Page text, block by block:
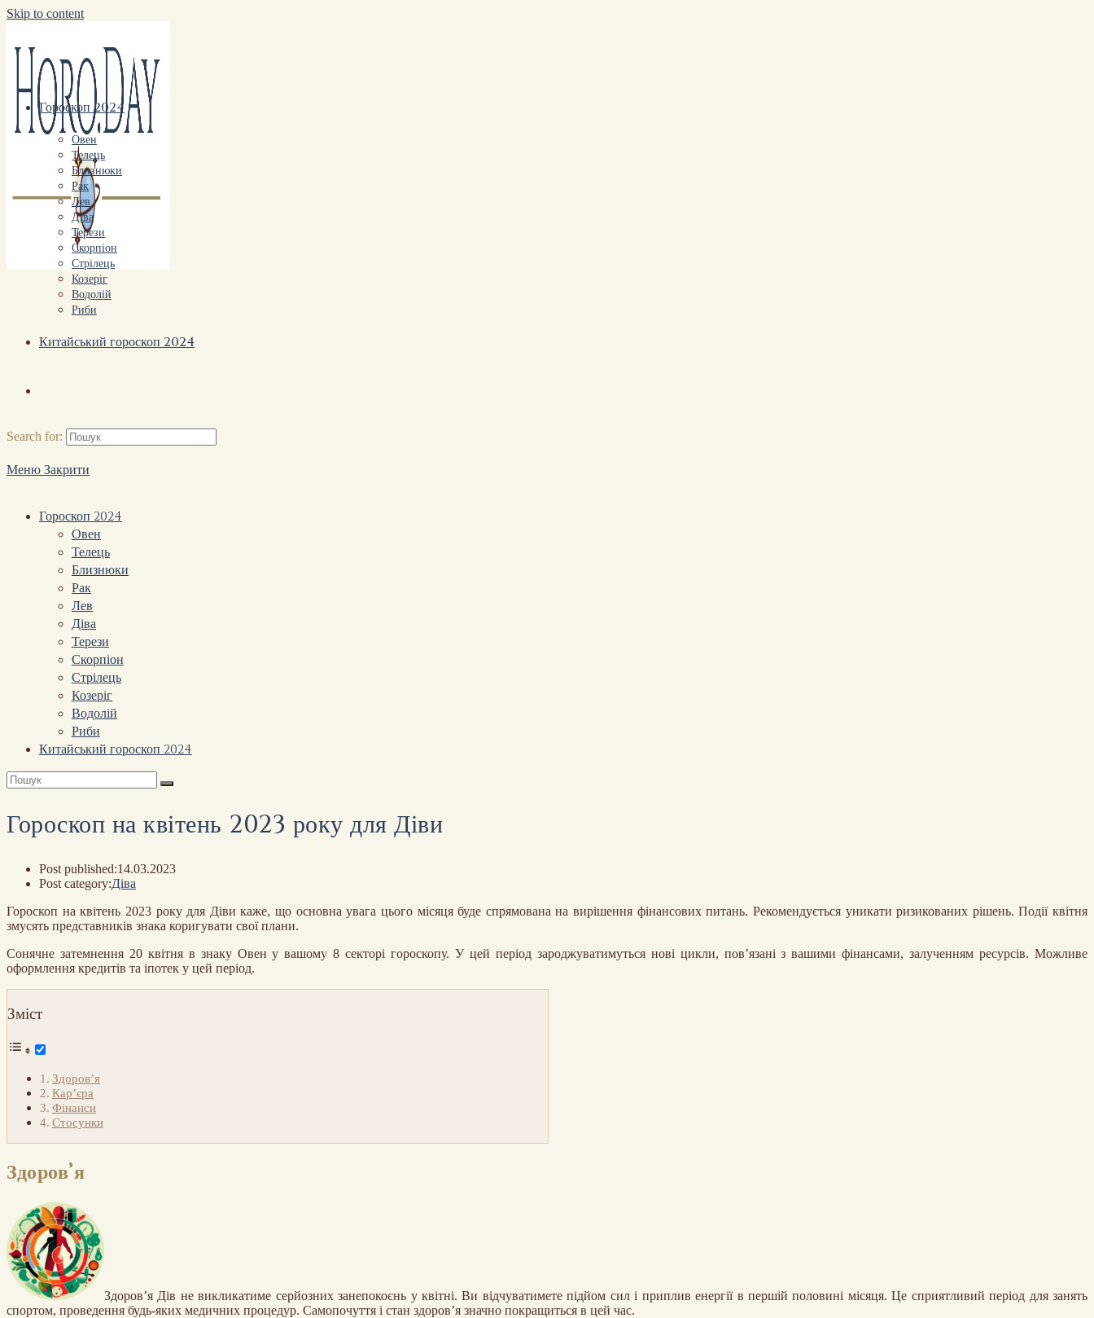
Skip to content
Гороскоп 2024
Овен
Телець
Близнюки
Рак
Лев
Діва
Терези
Скорпіон
Стрілець
Козеріг
Водолій
Риби
Китайський гороскоп 2024
Search for:
МенюЗакрити
Гороскоп 2024
Овен
Телець
Близнюки
Рак
Лев
Діва
Терези
Скорпіон
Стрілець
Козеріг
Водолій
Риби
Китайський гороскоп 2024
Гороскоп на квітень 2023 року для Діви
Post published:14.03.2023
Post category:Діва
Гороскоп на квітень 2023 року для Діви каже, що основна увага цього місяця буде спрямована на вирішення фінансових питань. Рекомендується уникати ризикованих рішень. Події квітня
змусять представників знака коригувати свої плани.
Сонячне затемнення 20 квітня в знаку Овен у вашому 8 секторі гороскопу. У цей період зароджуватимуться нові цикли, пов’язані з вашими фінансами, залученням ресурсів. Можливе
оформлення кредитів та іпотек у цей період.
Зміст
Здоров’я
Кар’єра
Фінанси
Стосунки
Здоров’я
Здоров’я Дів не викликатиме серйозних занепокоєнь у квітні. Ви відчуватимете підйом сил і приплив енергії в першій половині місяця. Це сприятливий період для занять
спортом, проведення будь-яких медичних процедур. Самопочуття і стан здоров’я значно покращиться в цей час.